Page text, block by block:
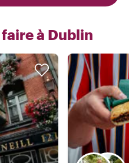
à Dublin